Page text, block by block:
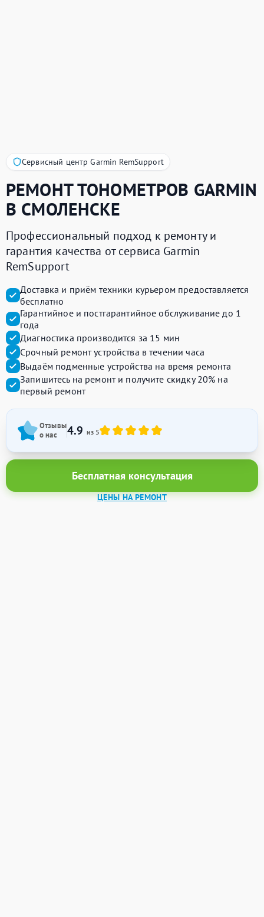
Сервисный центр Garmin RemSupport
РЕМОНТ ТОНОМЕТРОВ GARMIN
В СМОЛЕНСКЕ
Профессиональный подход к ремонту и
гарантия качества от сервиса Garmin
RemSupport
Доставка и приём техники курьером предоставляется
бесплатно
Гарантийное и постгарантийное обслуживание до 1
года
Диагностика производится за 15 мин
Срочный ремонт устройства в течении часа
Выдаём подменные устройства на время ремонта
Запишитесь на ремонт и получите скидку 20% на
первый ремонт
Отзывы
о нас
4.9 из 5
Бесплатная консультация
ЦЕНЫ НА РЕМОНТ